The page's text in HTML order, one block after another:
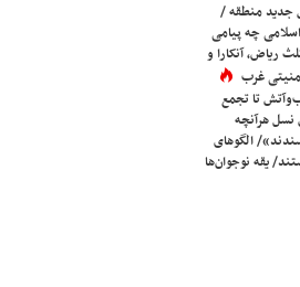
جدید منطقه /
چه پیامی
ریاض، آنکارا و
غرب
تا تجمع
نسل هرآنچه
الگوهای
یقه نوجوان‌ها